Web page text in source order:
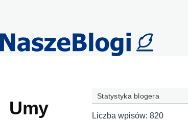
Umy
Statystyka blogera
Liczba wpisów: 820